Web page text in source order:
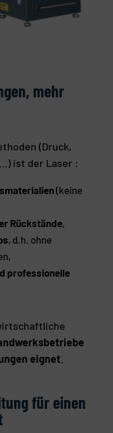
mehr
(Druck,
ist der Laser :
(keine
Rückstände,
, d.h. ohne
professionelle
eignet
für einen